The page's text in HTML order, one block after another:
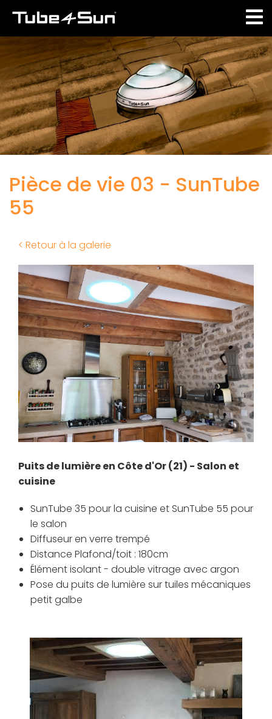
contenu
principal
Pièce de vie 03 - SunTube
55
< Retour à la galerie
Puits de lumière en Côte d'Or (21) - Salon et
cuisine
SunTube 35 pour la cuisine et SunTube 55 pour
le salon
Diffuseur en verre trempé
Distance Plafond/toit : 180cm
Élément isolant - double vitrage avec argon
Pose du puits de lumière sur tuiles mécaniques
petit galbe